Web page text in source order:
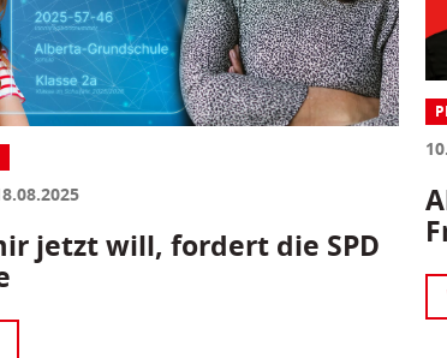
jetzt will, fordert die SPD